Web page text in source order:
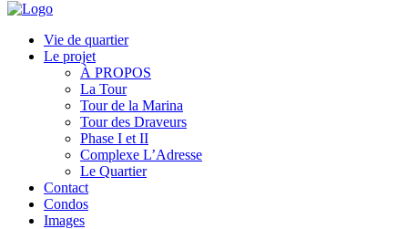
Vie de quartier
Le projet
À PROPOS
La Tour
Tour de la Marina
Tour des Draveurs
Phase I et II
Complexe L’Adresse
Le Quartier
Contact
Condos
Images